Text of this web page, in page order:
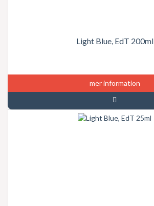
Light Blue, EdT 200ml
mer information